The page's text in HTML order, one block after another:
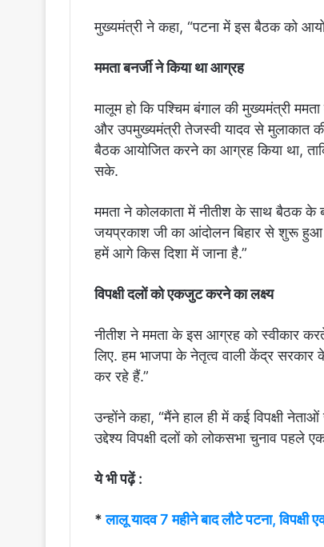
मुख्यमंत्री ने कहा, “पटना में इस बैठक को
ममता बनर्जी ने किया था आग्रह
मालूम हो कि पश्चिम बंगाल की मुख्यमंत्री
और उपमुख्यमंत्री तेजस्वी यादव से मुलाकात
बैठक आयोजित करने का आग्रह किया था,
सके.
ममता ने कोलकाता में नीतीश के साथ बैठक के
जयप्रकाश जी का आंदोलन बिहार से शुरू हुआ
हमें आगे किस दिशा में जाना है.”
विपक्षी दलों को एकजुट करने का लक्ष्‍य
नीतीश ने ममता के इस आग्रह को स्वीकार
लिए. हम भाजपा के नेतृत्व वाली केंद्र
कर रहे हैं.”
उन्होंने कहा, “मैंने हाल ही में कई विपक्षी
उद्देश्य विपक्षी दलों को लोकसभा चुनाव पहले
ये भी पढ़ें :
*लालू यादव 7 महीने बाद लौटे पटना,